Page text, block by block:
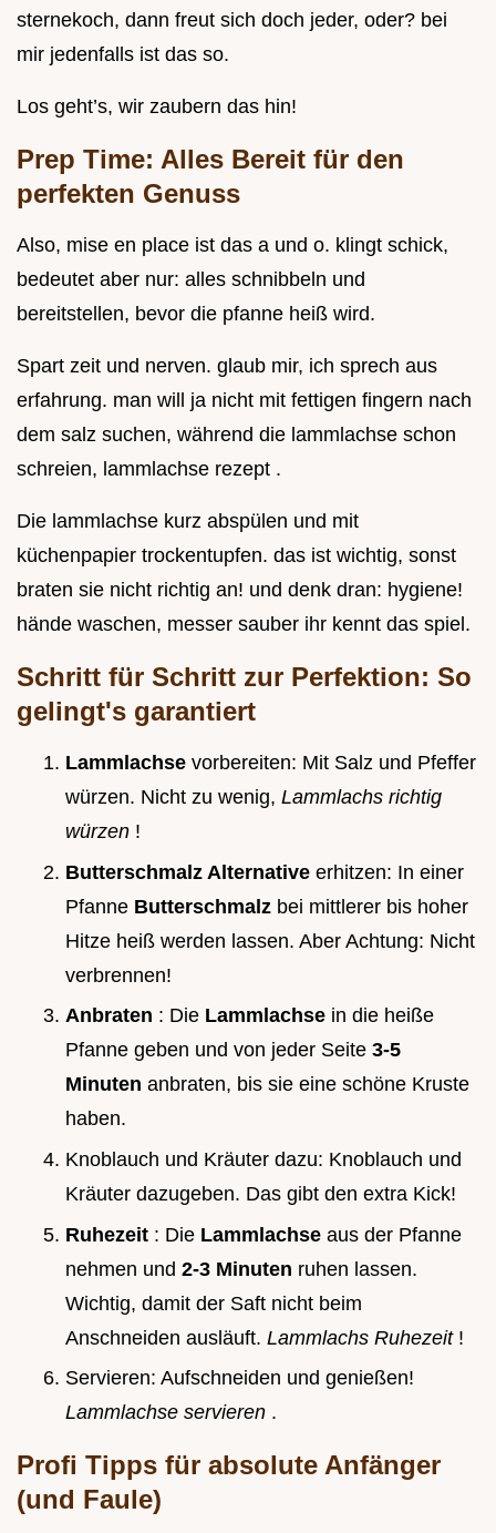
sternekoch, dann freut sich doch jeder, oder? bei
mir jedenfalls ist das so.
Los geht’s, wir zaubern das hin!
Prep Time: Alles Bereit für den
perfekten Genuss
Also, mise en place ist das a und o. klingt schick,
bedeutet aber nur: alles schnibbeln und
bereitstellen, bevor die pfanne heiß wird.
Spart zeit und nerven. glaub mir, ich sprech aus
erfahrung. man will ja nicht mit fettigen fingern nach
dem salz suchen, während die lammlachse schon
schreien, lammlachse rezept .
Die lammlachse kurz abspülen und mit
küchenpapier trockentupfen. das ist wichtig, sonst
braten sie nicht richtig an! und denk dran: hygiene!
hände waschen, messer sauber ihr kennt das spiel.
Schritt für Schritt zur Perfektion: So
gelingt's garantiert
Lammlachse vorbereiten: Mit Salz und Pfeffer
würzen. Nicht zu wenig, Lammlachs richtig
würzen !
Butterschmalz Alternative erhitzen: In einer
Pfanne Butterschmalz bei mittlerer bis hoher
Hitze heiß werden lassen. Aber Achtung: Nicht
verbrennen!
Anbraten : Die Lammlachse in die heiße
Pfanne geben und von jeder Seite 3-5
Minuten anbraten, bis sie eine schöne Kruste
haben.
Knoblauch und Kräuter dazu: Knoblauch und
Kräuter dazugeben. Das gibt den extra Kick!
Ruhezeit : Die Lammlachse aus der Pfanne
nehmen und 2-3 Minuten ruhen lassen.
Wichtig, damit der Saft nicht beim
Anschneiden ausläuft. Lammlachs Ruhezeit !
Servieren: Aufschneiden und genießen!
Lammlachse servieren .
Profi Tipps für absolute Anfänger
(und Faule)